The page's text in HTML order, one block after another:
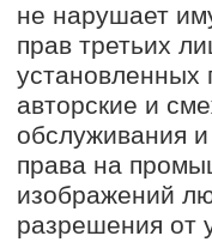
не нарушает
прав третьих
установленных
авторские и
обслуживания
права на
изображений
разрешения от